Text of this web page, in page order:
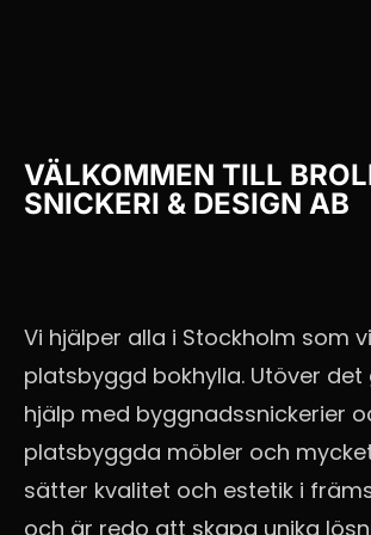
VÄLKOMMEN TILL
SNICKERI & DESIGN AB
Vi hjälper alla i Stockholm som
platsbyggd bokhylla. Utöver
hjälp med byggnadssnickerier
platsbyggda möbler och
sätter kvalitet och estetik i
och är redo att skapa unika